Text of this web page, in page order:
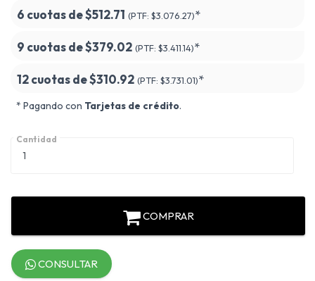
6 cuotas de$512.71 (PTF: $3.076.27)*
9 cuotas de$379.02 (PTF: $3.411.14)*
12 cuotas de$310.92 (PTF: $3.731.01)*
* Pagando con Tarjetas de crédito.
Cantidad
COMPRAR
CONSULTAR